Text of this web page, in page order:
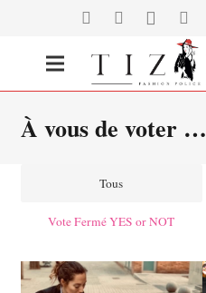
À vous de voter …
Tous
Vote Fermé YES or NOT